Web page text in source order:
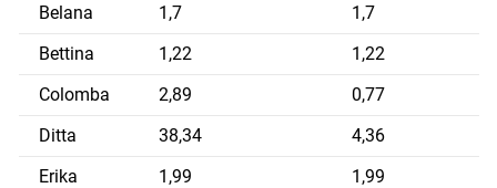
Belana
1,7 1,7
Bettina
1,22 1,22
Colomba
2,89 0,77
Ditta
38,34 4,36
Erika
1,99 1,99